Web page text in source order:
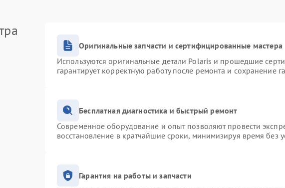
Оригинальные запчасти и сертифицированные мастера
Используются оригинальные детали Polaris и прошедшие
гарантирует корректную работу после ремонта и сохранение
Бесплатная диагностика и быстрый ремонт
Современное оборудование и опыт позволяют провести
восстановление в кратчайшие сроки, минимизируя время без
Гарантия на работы и запчасти